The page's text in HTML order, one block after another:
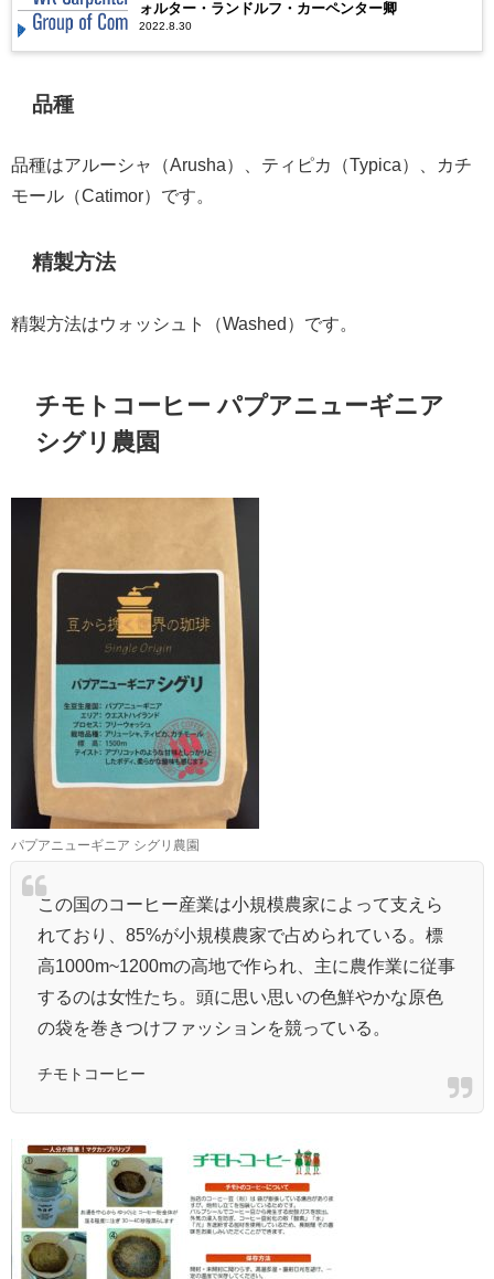
ォルター・ランドルフ・カーペンター卿
2022.8.30
品種
品種はアルーシャ（Arusha）、ティピカ（Typica）、カチ
モール（Catimor）です。
精製方法
精製方法はウォッシュト（Washed）です。
チモトコーヒー パプアニューギニア
シグリ農園
パプアニューギニア シグリ農園
この国のコーヒー産業は小規模農家によって支えら
れており、85%が小規模農家で占められている。標
高1000m~1200mの高地で作られ、主に農作業に従事
するのは女性たち。頭に思い思いの色鮮やかな原色
の袋を巻きつけファッションを競っている。
チモトコーヒー